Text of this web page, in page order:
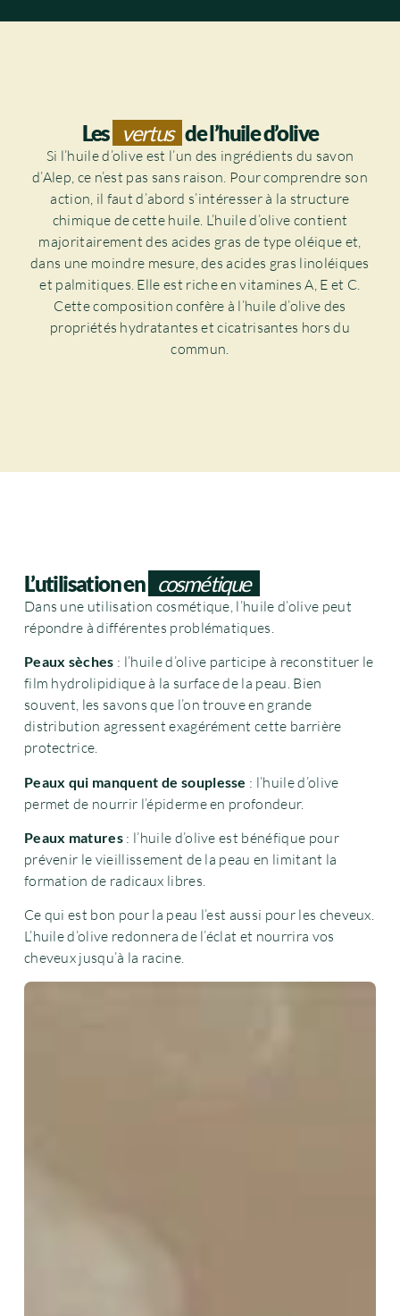
Les vertus de l’huile d’olive
Si l’huile d’olive est l’un des ingrédients du savon
d’Alep, ce n’est pas sans raison. Pour comprendre son
action, il faut d’abord s’intéresser à la structure
chimique de cette huile. L’huile d’olive contient
majoritairement des acides gras de type oléique et,
dans une moindre mesure, des acides gras linoléiques
et palmitiques. Elle est riche en vitamines A, E et C.
Cette composition confère à l’huile d’olive des
propriétés hydratantes et cicatrisantes hors du
commun.
L’utilisation en cosmétique
Dans une utilisation cosmétique, l’huile d’olive peut
répondre à différentes problématiques.
Peaux sèches : l’huile d’olive participe à reconstituer le
film hydrolipidique à la surface de la peau. Bien
souvent, les savons que l’on trouve en grande
distribution agressent exagérément cette barrière
protectrice.
Peaux qui manquent de souplesse : l’huile d’olive
permet de nourrir l’épiderme en profondeur.
Peaux matures : l’huile d’olive est bénéfique pour
prévenir le vieillissement de la peau en limitant la
formation de radicaux libres.
Ce qui est bon pour la peau l’est aussi pour les cheveux.
L’huile d’olive redonnera de l’éclat et nourrira vos
cheveux jusqu’à la racine.